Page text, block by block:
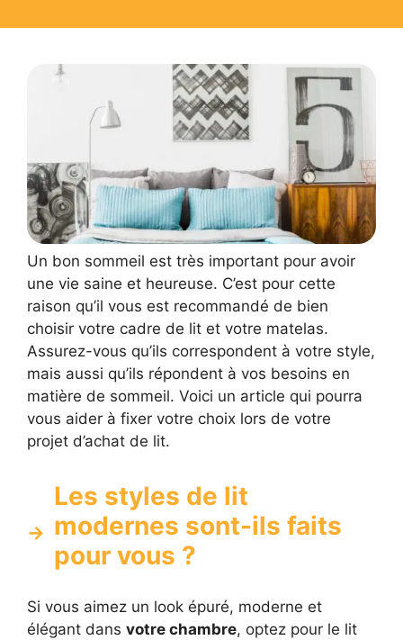
Un bon sommeil est très important pour avoir
une vie saine et heureuse. C’est pour cette
raison qu’il vous est recommandé de bien
choisir votre cadre de lit et votre matelas.
Assurez-vous qu’ils correspondent à votre style,
mais aussi qu’ils répondent à vos besoins en
matière de sommeil. Voici un article qui pourra
vous aider à fixer votre choix lors de votre
projet d’achat de lit.
Les styles de lit
modernes sont-ils faits
pour vous ?
Si vous aimez un look épuré, moderne et
élégant dans votre chambre, optez pour le lit